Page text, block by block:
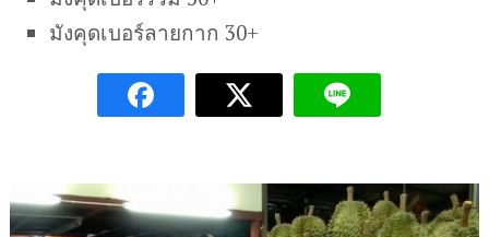
มังคุดเบอร์ลายกาก 30+